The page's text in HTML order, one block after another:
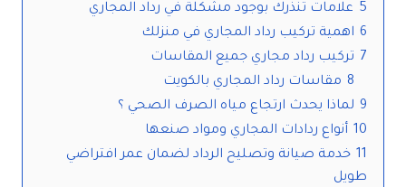
5 علامات تنذرك بوجود مشكلة في رداد المجاري
6 اهمية تركيب رداد المجاري في منزلك
7 تركيب رداد مجاري جميع المقاسات
8 مقاسات رداد المجاري بالكويت
9 لماذا يحدث ارتجاع مياه الصرف الصحي ؟
10 أنواع ردادات المجاري ومواد صنعها
11 خدمة صيانة وتصليح الرداد لضمان عمر افتراضي
طويل